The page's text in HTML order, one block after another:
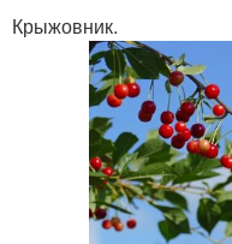
Крыжовник.